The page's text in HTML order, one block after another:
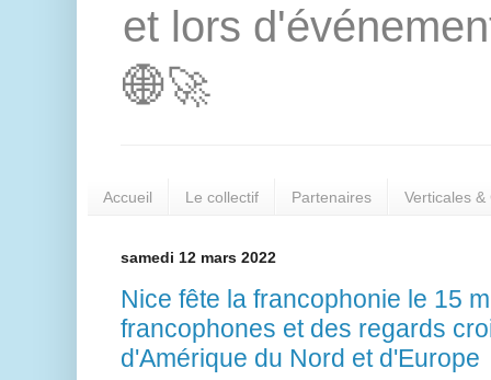
et lors
🌐🚀
Accueil Le collectif Partenaires Verticales &
samedi 12 mars 2022
Nice fête la francophonie le 15
francophones et des regards
d'Amérique du Nord et d'Europe